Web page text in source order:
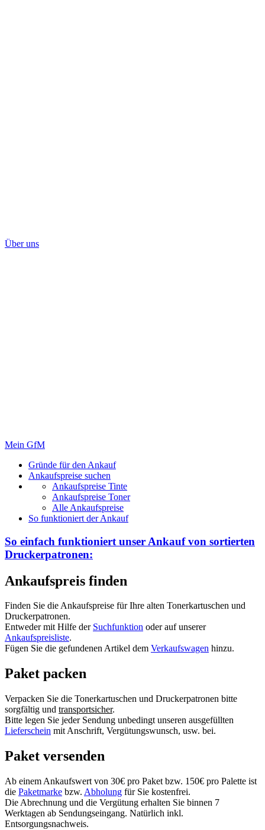
Über uns
Mein GfM
Gründe für den Ankauf
Ankaufspreise suchen
Ankaufspreise Tinte
Ankaufspreise Toner
Alle Ankaufspreise
So funktioniert der Ankauf
So einfach funktioniert unser Ankauf von sortierten
Druckerpatronen:
Ankaufspreis finden
Finden Sie die Ankaufspreise für Ihre alten Tonerkartuschen und
Druckerpatronen.
Entweder mit Hilfe der Suchfunktion oder auf unserer
Ankaufspreisliste.
Fügen Sie die gefundenen Artikel dem Verkaufswagen hinzu.
Paket packen
Verpacken Sie die Tonerkartuschen und Druckerpatronen bitte
sorgfältig und transportsicher.
Bitte legen Sie jeder Sendung unbedingt unseren ausgefüllten
Lieferschein mit Anschrift, Vergütungswunsch, usw. bei.
Paket versenden
Ab einem Ankaufswert von 30€ pro Paket bzw. 150€ pro Palette ist
die Paketmarke bzw. Abholung für Sie kostenfrei.
Die Abrechnung und die Vergütung erhalten Sie binnen 7
Werktagen ab Sendungseingang. Natürlich inkl.
Entsorgungsnachweis.